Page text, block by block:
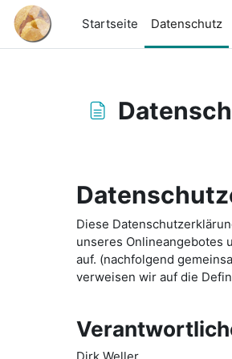
Zum Hauptinhalt
Startseite
Datenschutz
Diese
unseres Onlineangebotes
auf. (nachfolgend
verweisen wir auf die